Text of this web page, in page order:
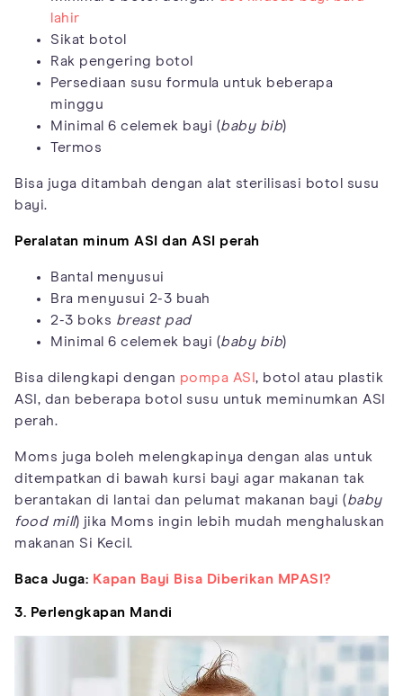
lahir
Sikat botol
Rak pengering botol
Persediaan susu formula untuk beberapa
minggu
Minimal 6 celemek bayi (baby bib)
Termos
Bisa juga ditambah dengan alat sterilisasi botol susu
bayi.
Peralatan minum ASI dan ASI perah
Bantal menyusui
Bra menyusui 2-3 buah
2-3 boks breast pad
Minimal 6 celemek bayi (baby bib)
Bisa dilengkapi dengan pompa ASI , botol atau plastik
ASI, dan beberapa botol susu untuk meminumkan ASI
perah.
Moms juga boleh melengkapinya dengan alas untuk
ditempatkan di bawah kursi bayi agar makanan tak
berantakan di lantai dan pelumat makanan bayi (baby
food mill) jika Moms ingin lebih mudah menghaluskan
makanan Si Kecil.
Baca Juga: Kapan Bayi Bisa Diberikan MPASI?
3. Perlengkapan Mandi